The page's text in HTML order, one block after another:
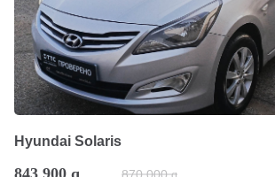
Hyundai Solaris
843 900 q 870 000 q